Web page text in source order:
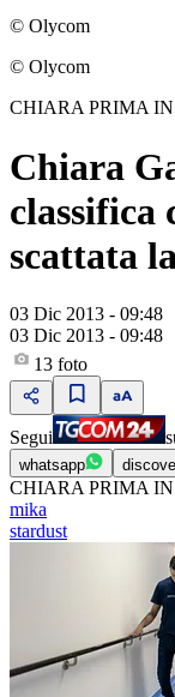
© Olycom
© Olycom
CHIARA PRIMA
Chiara
scattata
03 Dic 2013 - 09:48
03 Dic 2013 - 09:48
13 foto
Segui
whatsapp
CHIARA PRIMA
mika
stardust